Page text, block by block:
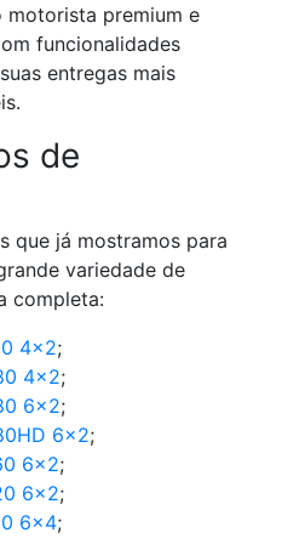
motorista premium e
funcionalidades
entregas mais
de
que já mostramos para
variedade de
completa:
4×2;
4×2;
6×2;
6×2;
6×2;
6×2;
6×4;